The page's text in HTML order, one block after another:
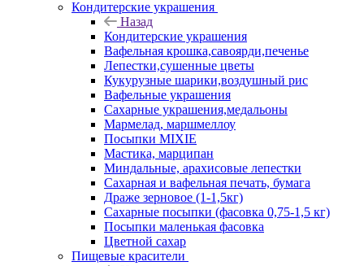
Кондитерские украшения
Назад
Кондитерские украшения
Вафельная крошка,савоярди,печенье
Лепестки,сушенные цветы
Кукурузные шарики,воздушный рис
Вафельные украшения
Сахарные украшения,медальоны
Мармелад, маршмеллоу
Посыпки MIXIE
Мастика, марципан
Миндальные, арахисовые лепестки
Сахарная и вафельная печать, бумага
Драже зерновое (1-1,5кг)
Сахарные посыпки (фасовка 0,75-1,5 кг)
Посыпки маленькая фасовка
Цветной сахар
Пищевые красители